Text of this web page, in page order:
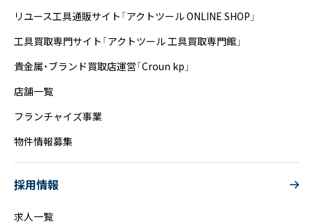
リユース工具通販サイト「アクトツール ONLINE SHOP」
工具買取専門サイト「アクトツール 工具買取専門館」
貴金属・ブランド買取店運営「Croun kp」
店舗一覧
フランチャイズ事業
物件情報募集
採用情報
求人一覧